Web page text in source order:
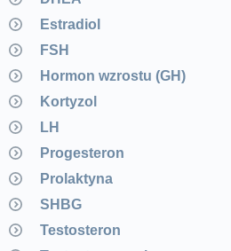
Estradiol
FSH
Hormon wzrostu (GH)
Kortyzol
LH
Progesteron
Prolaktyna
SHBG
Testosteron